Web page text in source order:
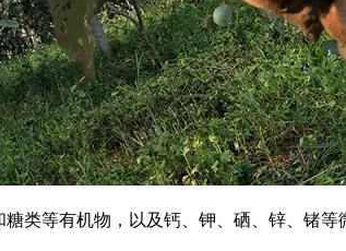
等有机物，以及钙、钾、硒、锌、锗等